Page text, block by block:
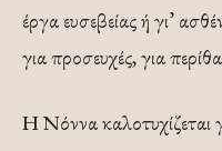
έργα ευσεβείας ή γι’
για προσευχές, για
Η Νόννα καλοτυχίζεται